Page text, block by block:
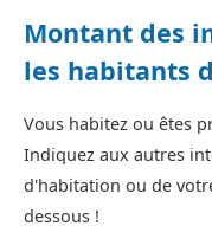
Montant des
les habitants
Vous habitez ou êtes
Indiquez aux autres
d'habitation ou de
dessous !